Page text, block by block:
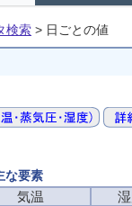
検索 > 日ごとの値
要素
気温